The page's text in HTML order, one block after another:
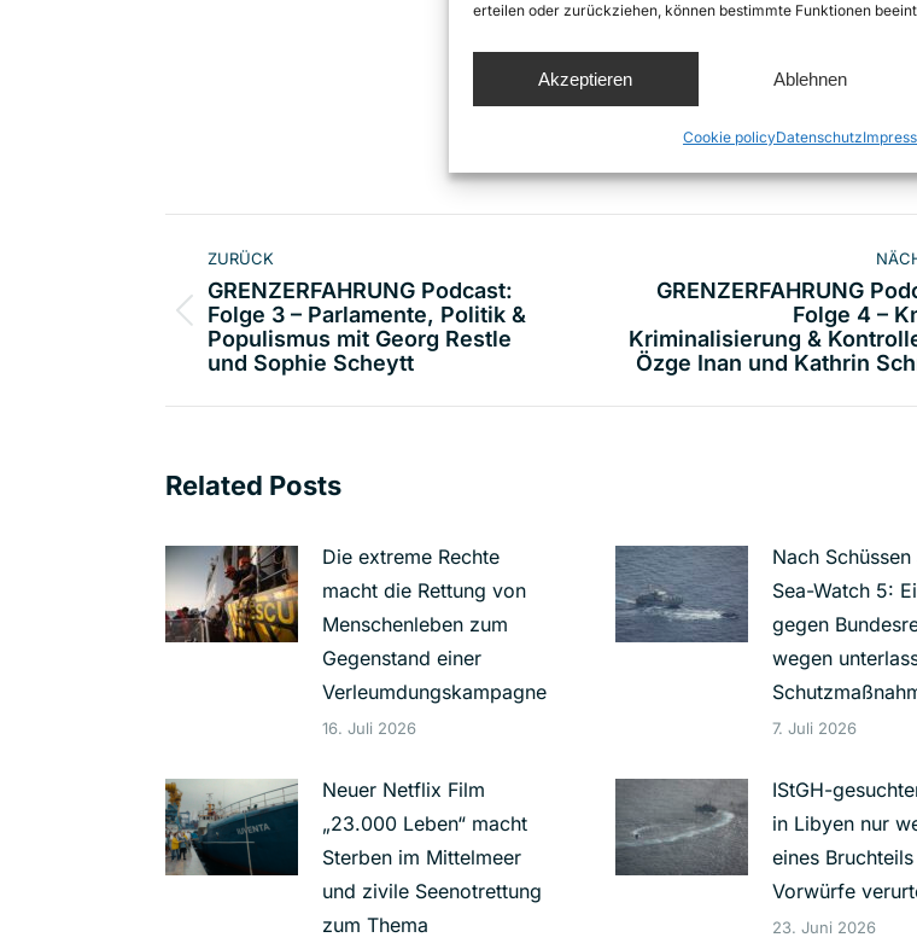
erteilen oder zurückziehen, können bestimmte Funktionen
Akzeptieren Ablehnen
Cookie policyDatenschutz
Share this
ZURÜCK
Vorheriger
Beitrag:
GRENZERFAHRUNG Podcast:
Folge 3 – Parlamente, Politik &
Populismus mit Georg Restle
und Sophie Scheytt
Nächster
Beitrag:
GRENZERFAHRUNG
Folge 4 –
Kriminalisierung &
Özge Inan und Kathrin
Related Posts
Die extreme Rechte
macht die Rettung von
Menschenleben zum
Gegenstand einer
Verleumdungskampagne
16. Juli 2026
Nach
Sea-Watch 5:
gegen
wegen
7. Juli 2026
Neuer Netflix Film
„23.000 Leben“ macht
Sterben im Mittelmeer
und zivile Seenotrettung
zum Thema
IStGH-
in Libyen nur
eines
Vorwürfe
23. Juni 2026